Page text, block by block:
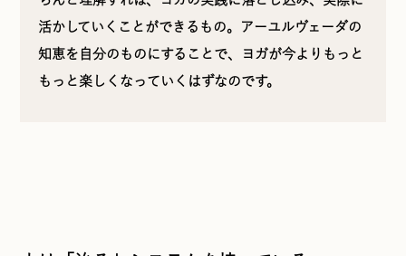
活かしていくことができるもの。アーユルヴェーダの
知恵を自分のものにすることで、ヨガが今よりもっと
もっと楽しくなっていくはずなのです。